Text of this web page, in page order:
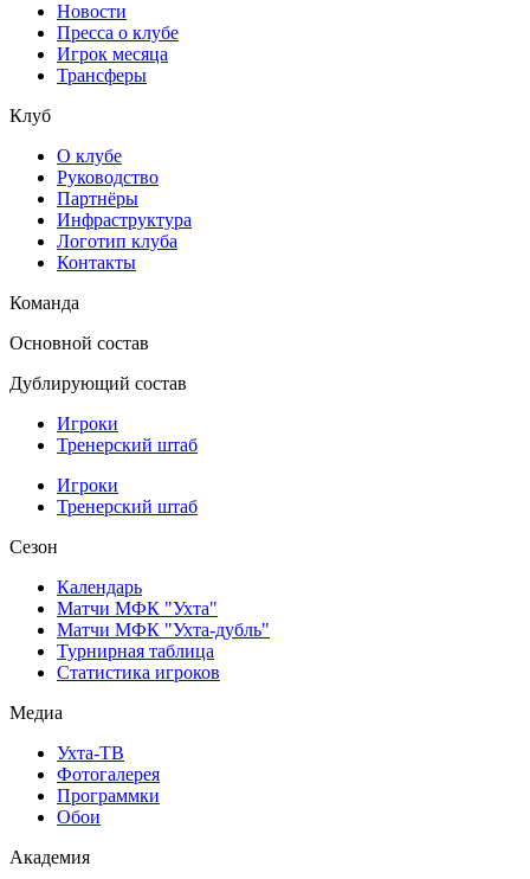
Новости
Пресса о клубе
Игрок месяца
Трансферы
Клуб
О клубе
Руководство
Партнёры
Инфраструктура
Логотип клуба
Контакты
Команда
Основной состав
Дублирующий состав
Игроки
Тренерский штаб
Игроки
Тренерский штаб
Сезон
Календарь
Матчи МФК "Ухта"
Матчи МФК "Ухта-дубль"
Турнирная таблица
Статистика игроков
Медиа
Ухта-ТВ
Фотогалерея
Программки
Обои
Академия